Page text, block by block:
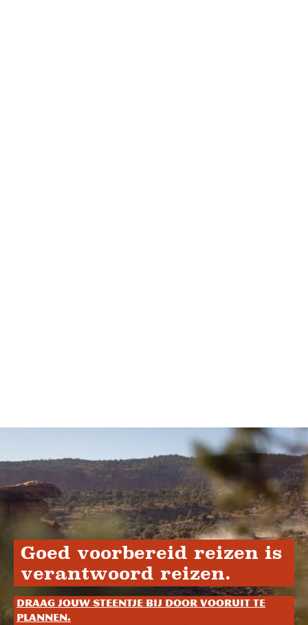
Goed voorbereid reizen is
verantwoord reizen.
Draag jouw steentje bij door vooruit te
plannen.